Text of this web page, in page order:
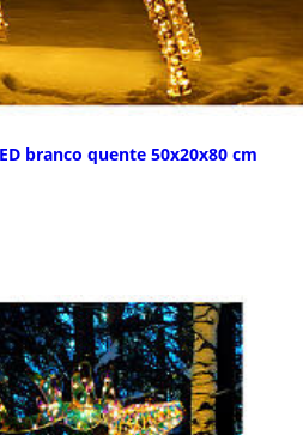
branco quente 50x20x80 cm